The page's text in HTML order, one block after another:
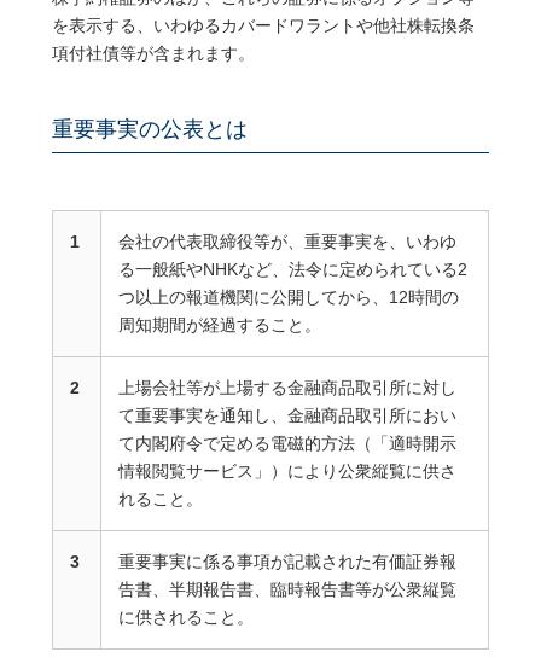
を表示する、いわゆるカバードワラントや他社株転換条
項付社債等が含まれます。
重要事実の公表とは
1
会社の代表取締役等が、重要事実を、いわゆ
る一般紙やNHKなど、法令に定められている2
つ以上の報道機関に公開してから、12時間の
周知期間が経過すること。
2
上場会社等が上場する金融商品取引所に対し
て重要事実を通知し、金融商品取引所におい
て内閣府令で定める電磁的方法（「適時開示
情報閲覧サービス」）により公衆縦覧に供さ
れること。
3
重要事実に係る事項が記載された有価証券報
告書、半期報告書、臨時報告書等が公衆縦覧
に供されること。